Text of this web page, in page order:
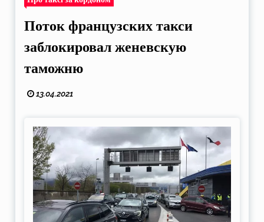
Поток французских такси
заблокировал женевскую
таможню
13.04.2021